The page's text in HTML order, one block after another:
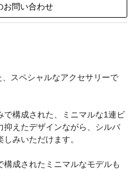
お問い合わせ
スペシャルなアクセサリーで
で構成された、ミニマルな1連ビ
抑えたデザインながら、シルバ
みいただけます。
成されたミニマルなモデルも